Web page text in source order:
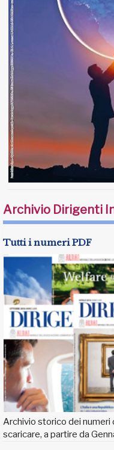
Archivio Dirigenti
Tutti i numeri PDF
Archivio storico dei numeri
scaricare, a partire da